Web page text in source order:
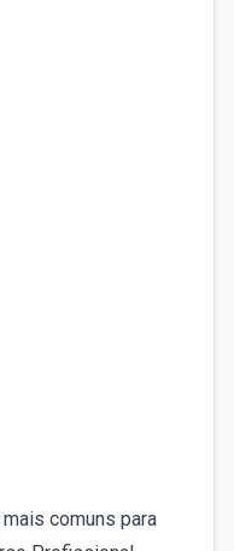
comuns para